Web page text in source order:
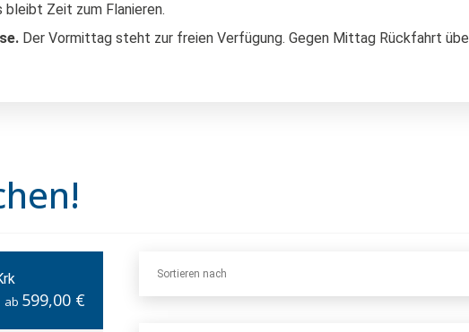
bleibt Zeit zum Flanieren.
Der Vormittag steht zur freien Verfügung. Gegen Mittag Rückfahrt
ab 599,00 €
Sortieren nach